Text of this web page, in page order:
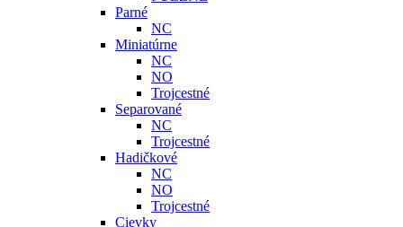
Parné
NC
Miniatúrne
NC
NO
Trojcestné
Separované
NC
Trojcestné
Hadičkové
NC
NO
Trojcestné
Cievky